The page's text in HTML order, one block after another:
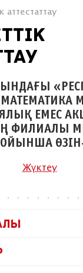
аттестаттау
ЕМЕС
ФИЛИАЛЫ
Жүктеу